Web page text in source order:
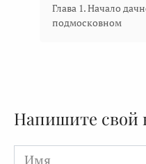
Глава 1. Начало
подмосковном
Напишите свой
Имя